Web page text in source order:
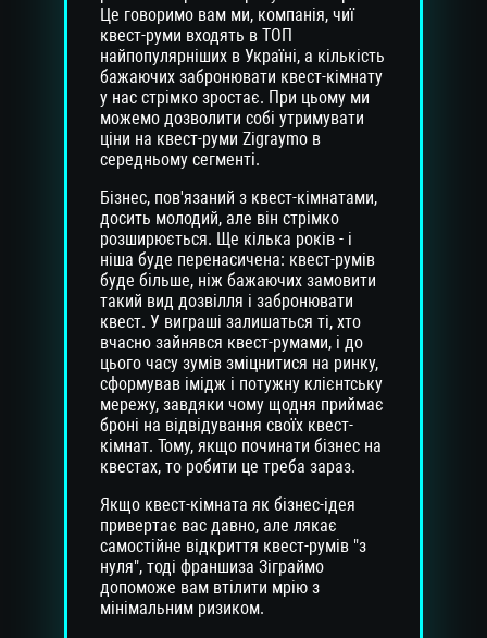
Це говоримо вам ми, компанія, чиї
квест-руми входять в ТОП
найпопулярніших в Україні, а кількість
бажаючих забронювати квест-кімнату
у нас стрімко зростає. При цьому ми
можемо дозволити собі утримувати
ціни на квест-руми Zigraymo в
середньому сегменті.
Бізнес, пов'язаний з квест-кімнатами,
досить молодий, але він стрімко
розширюється. Ще кілька років - і
ніша буде перенасичена: квест-румів
буде більше, ніж бажаючих замовити
такий вид дозвілля і забронювати
квест. У виграші залишаться ті, хто
вчасно зайнявся квест-румами, і до
цього часу зумів зміцнитися на ринку,
сформував імідж і потужну клієнтську
мережу, завдяки чому щодня приймає
броні на відвідування своїх квест-
кімнат. Тому, якщо починати бізнес на
квестах, то робити це треба зараз.
Якщо квест-кімната як бізнес-ідея
привертає вас давно, але лякає
самостійне відкриття квест-румів "з
нуля", тоді франшиза Зіграймо
допоможе вам втілити мрію з
мінімальним ризиком.